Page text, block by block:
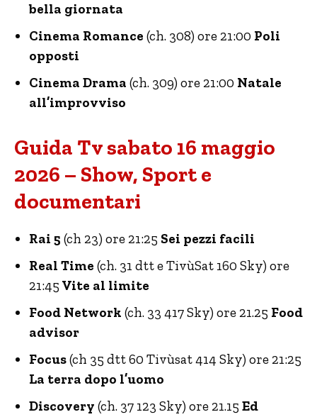
bella giornata
Cinema Romance (ch. 308) ore 21:00 Poli
opposti
Cinema Drama (ch. 309) ore 21:00 Natale
all’improvviso
Guida Tv sabato 16 maggio
2026 – Show, Sport e
documentari
Rai 5 (ch 23) ore 21:25 Sei pezzi facili
Real Time (ch. 31 dtt e TivùSat 160 Sky) ore
21:45 Vite al limite
Food Network (ch. 33 417 Sky) ore 21.25 Food
advisor
Focus(ch 35 dtt 60 Tivùsat 414 Sky) ore 21:25
La terra dopo l’uomo
Discovery (ch. 37 123 Sky) ore 21.15 Ed